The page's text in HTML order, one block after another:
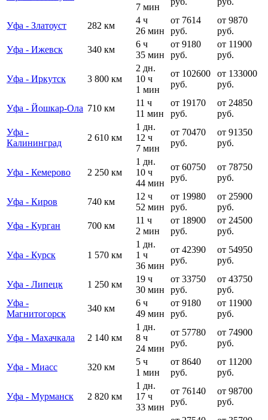
7 мин
Уфа - Златоуст 282 км
4 ч
26 мин
от 7614
руб.
от 9870
руб.
Уфа - Ижевск
340 км
6 ч
35 мин
от 9180
руб.
от 11900
руб.
Уфа - Иркутск 3 800 км
2 дн.
10 ч
1 мин
от 102600
руб.
от 133000
руб.
Уфа - Йошкар-Ола 710 км
11 ч
11 мин
от 19170
руб.
от 24850
руб.
Уфа -
Калининград
2 610 км
1 дн.
12 ч
7 мин
от 70470
руб.
от 91350
руб.
Уфа - Кемерово 2 250 км
1 дн.
10 ч
44 мин
от 60750
руб.
от 78750
руб.
Уфа - Киров 740 км
12 ч
52 мин
от 19980
руб.
от 25900
руб.
Уфа - Курган
700 км
11 ч
2 мин
от 18900
руб.
от 24500
руб.
Уфа - Курск 1 570 км
1 дн.
1 ч
36 мин
от 42390
руб.
от 54950
руб.
Уфа - Липецк 1 250 км
19 ч
30 мин
от 33750
руб.
от 43750
руб.
Уфа -
Магнитогорск
340 км
6 ч
49 мин
от 9180
руб.
от 11900
руб.
Уфа - Махачкала 2 140 км
1 дн.
8 ч
24 мин
от 57780
руб.
от 74900
руб.
Уфа - Миасс 320 км
5 ч
1 мин
от 8640
руб.
от 11200
руб.
Уфа - Мурманск 2 820 км
1 дн.
17 ч
33 мин
от 76140
руб.
от 98700
руб.